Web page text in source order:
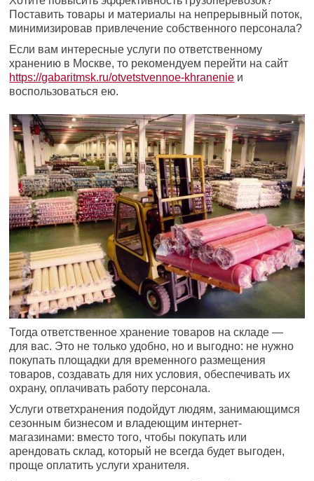
Поставить товары и материалы на непрерывный поток,
минимизировав привлечение собственного персонала?
Если вам интересные услуги по ответственному
хранению в Москве, то рекомендуем перейти на сайт
https://gabaritmsk.ru/otvetstvennoe-khranenie и
воспользоваться ею.
Тогда ответственное хранение товаров на складе —
для вас. Это не только удобно, но и выгодно: не нужно
покупать площадки для временного размещения
товаров, создавать для них условия, обеспечивать их
охрану, оплачивать работу персонала.
Услуги ответхранения подойдут людям, занимающимся
сезонным бизнесом и владеющим интернет-
магазинами: вместо того, чтобы покупать или
арендовать склад, который не всегда будет выгоден,
проще оплатить услуги хранителя.